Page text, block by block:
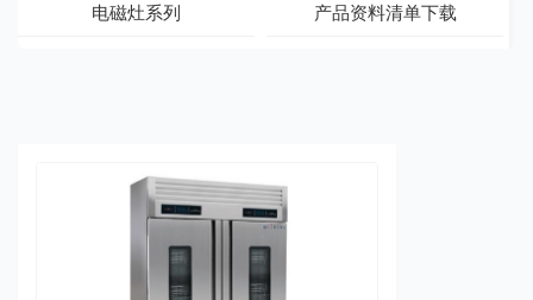
电磁灶系列 产品资料清单下载